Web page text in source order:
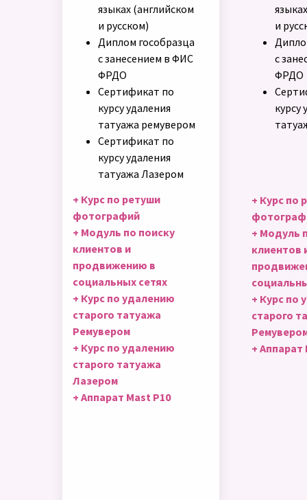
языках (английском
и русском)
Диплом гособразца
с занесением в ФИС
ФРДО
Сертификат по
курсу удаления
татуажа ремувером
Сертификат по
курсу удаления
татуажа Лазером
+ Курс по ретуши
фотографий
+ Модуль по поиску
клиентов и
продвижению в
социальных сетях
+ Курс по удалению
старого татуажа
Ремувером
+ Курс по удалению
старого татуажа
Лазером
+ Аппарат Mast P10
+ Курс по
+ Модуль
клиентов
+ Курс по
старого
+ Аппарат
и
с
ФРДО
курсу